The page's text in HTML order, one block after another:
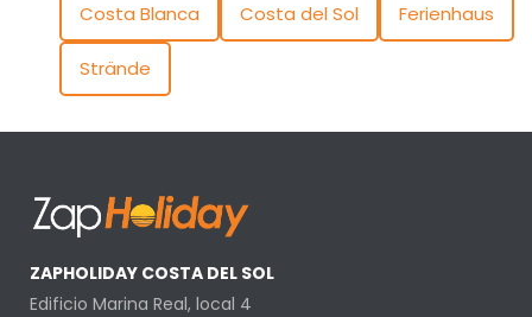
Costa Blanca Costa del Sol Ferienhaus
Strände
ZAPHOLIDAY COSTA DEL SOL
Edificio Marina Real, local 4